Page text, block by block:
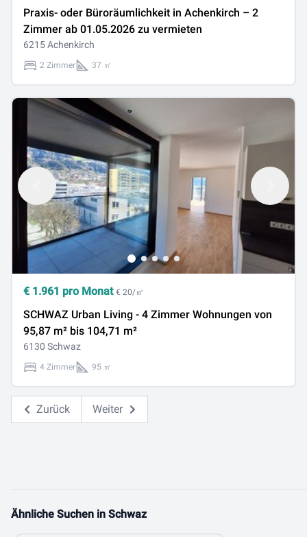
Praxis- oder Büroräumlichkeit in Achenkirch – 2
Zimmer ab 01.05.2026 zu vermieten
6215 Achenkirch
2 Zimmer 37 ㎡
€ 1.961 pro Monat € 20/㎡
SCHWAZ Urban Living - 4 Zimmer Wohnungen von
95,87 m² bis 104,71 m²
6130 Schwaz
4 Zimmer 95 ㎡
Zurück Weiter
Ähnliche Suchen in Schwaz